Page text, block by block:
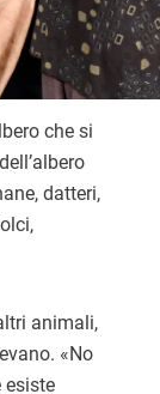
che si
datteri,
animali,
«No
esiste